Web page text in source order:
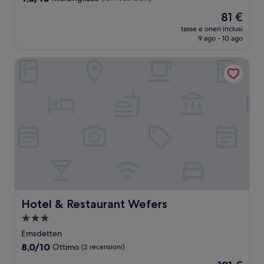
Il
prezzo
attuale
81 €
81 €
tasse e oneri inclusi
9 ago - 10 ago
Hotel & Restaurant Wefers
Hotel & Restaurant Wefers
Struttura
a
3.0
Emsdetten
8.0
8,0/10 Ottimo (2 recensioni)